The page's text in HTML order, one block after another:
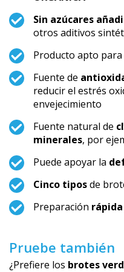
Sin azúcares
otros aditivos
Producto apto para
Fuente de
reducir el estrés
envejecimiento
Fuente natural de
minerales, por
Puede apoyar la
Cinco tiposde
Preparación rápida
Pruebe también
¿Prefiere los brotes